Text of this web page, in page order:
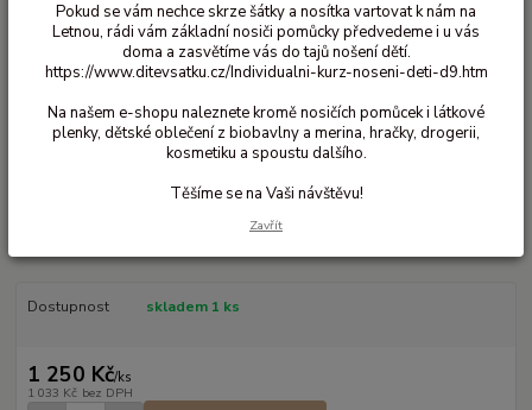
Ohodnotit produkt
Elastický šátek na nošení dětí
Dostupnost skladem 1 ks
1 250 Kč/ks
1 033 Kč bez DPH
Pokud se vám nechce skrze šátky a nosítka vartovat k nám na
Letnou, rádi vám základní nosiči pomůcky předvedeme i u vás
doma a zasvětíme vás do tajů nošení dětí.
https://www.ditevsatku.cz/Individualni-kurz-noseni-deti-d9.htm
Na našem e-shopu naleznete kromě nosičích pomůcek i látkové
plenky, dětské oblečení z biobavlny a merina, hračky, drogerii,
kosmetiku a spoustu dalšího.
Těšíme se na Vaši návštěvu!
Zavřít